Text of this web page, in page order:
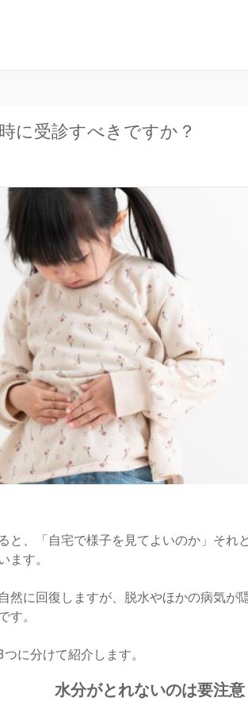
に受診すべきですか？
と、「自宅で様子を見てよいのか」それ
ます。
然に回復しますが、脱水やほかの病気が
す。
に分けて紹介します。
水分がとれないのは要注意